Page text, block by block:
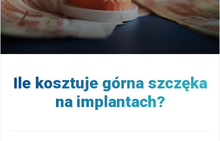
Ile kosztuje górna szczęka
na implantach?